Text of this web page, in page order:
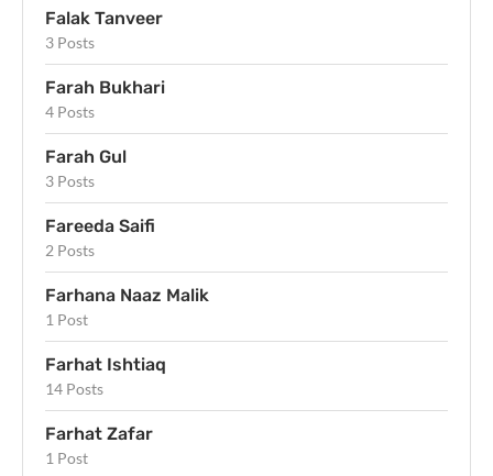
Falak Tanveer
3 Posts
Farah Bukhari
4 Posts
Farah Gul
3 Posts
Fareeda Saifi
2 Posts
Farhana Naaz Malik
1 Post
Farhat Ishtiaq
14 Posts
Farhat Zafar
1 Post